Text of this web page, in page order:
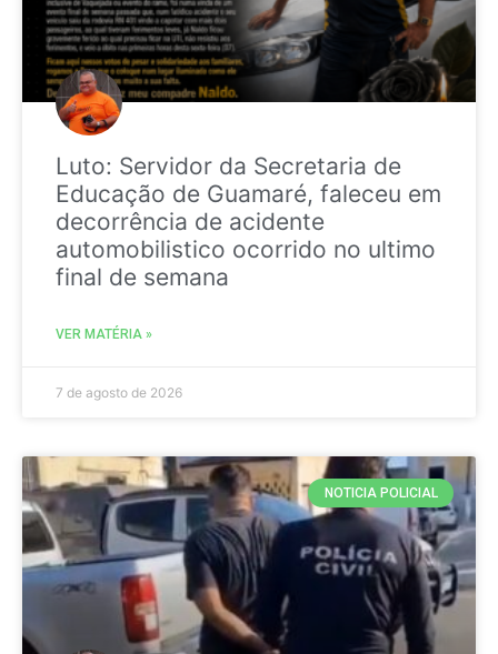
Luto: Servidor da Secretaria de
Educação de Guamaré, faleceu em
decorrência de acidente
automobilistico ocorrido no ultimo
final de semana
VER MATÉRIA »
7 de agosto de 2026
NOTICIA POLICIAL